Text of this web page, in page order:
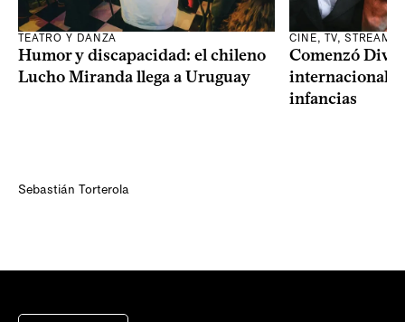
TEATRO Y DANZA
Humor y discapacidad: el chileno
Lucho Miranda llega a Uruguay
Sebastián Torterola
CINE, TV,
Comenzó
internacional
infancias